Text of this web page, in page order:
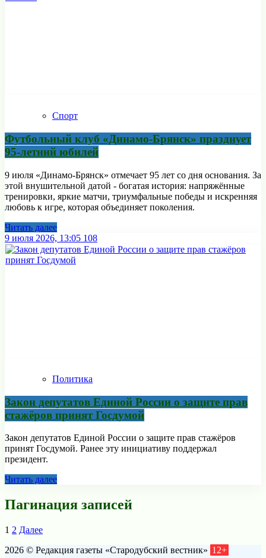
Спорт
Футбольный клуб «Динамо‑Брянск» празднует
95‑летний юбилей
9 июля «Динамо‑Брянск» отмечает 95 лет со дня основания. За
этой внушительной датой - богатая история: напряжённые
тренировки, яркие матчи, триумфальные победы и искренняя
любовь к игре, которая объединяет поколения.
Читать далее
9 июля 2026, 13:05 108
Политика
Закон депутатов Единой России о защите прав
стажёров принят Госдумой
Закон депутатов Единой России о защите прав стажёров
принят Госдумой. Ранее эту инициативу поддержал
президент.
Читать далее
Пагинация записей
1 2 Далее
2026 © Редакция газеты «Стародубский вестник» 12+